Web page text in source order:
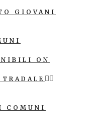
GIOVANI
ON
COMUNI